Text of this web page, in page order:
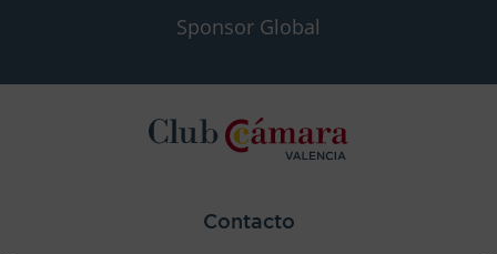
Sponsor Global
Contacto